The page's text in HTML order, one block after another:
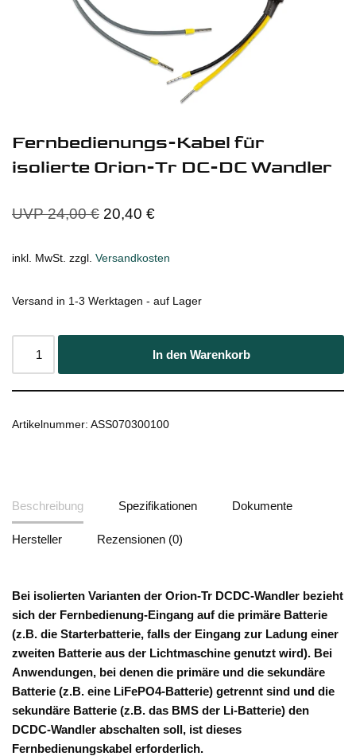
Fernbedienungs-Kabel für
isolierte Orion-Tr DC-DC Wandler
UVP24,00€ 20,40 €
inkl. MwSt. zzgl. Versandkosten
Versand in 1-3 Werktagen - auf Lager
In den Warenkorb
Artikelnummer: ASS070300100
Beschreibung Spezifikationen Dokumente
Hersteller Rezensionen (0)
Bei isolierten Varianten der Orion-Tr DCDC-Wandler bezieht
sich der Fernbedienung-Eingang auf die primäre Batterie
(z.B. die Starterbatterie, falls der Eingang zur Ladung einer
zweiten Batterie aus der Lichtmaschine genutzt wird). Bei
Anwendungen, bei denen die primäre und die sekundäre
Batterie (z.B. eine LiFePO4-Batterie) getrennt sind und die
sekundäre Batterie (z.B. das BMS der Li-Batterie) den
DCDC-Wandler abschalten soll, ist dieses
Fernbedienungskabel erforderlich.